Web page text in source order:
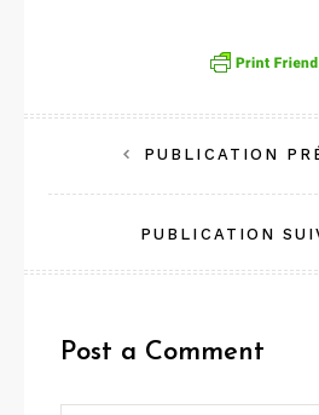
Navigation
de
l’article
PUBLICATION
PUBLICATION
Post a Comment